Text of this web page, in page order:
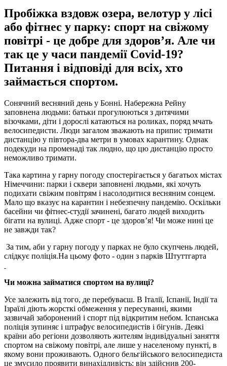
Пробіжка вздовж озера, велотур у лісі
або фітнес у парку: спорт на свіжому
повітрі - це добре для здоров’я. Але чи
так це у часи пандемії Covid-19?
Питання і відповіді для всіх, хто
займається спортом.
Сонячний весняний день у Бонні. Набережна Рейну
заповнена людьми: батьки прогулюються з дитячими
візочками, діти і дорослі катаються на роликах, поряд мчать
велосипедисти. Люди загалом зважають на припис тримати
дистанцію у півтора-два метри в умовах карантину. Однак
подекуди на променаді так людно, що цю дистанцію просто
неможливо тримати.
Така картина у гарну погоду спостерігається у багатьох містах
Німеччини: парки і сквери заповнені людьми, які хочуть
подихати свіжим повітрям і насолодитися весняним сонцем.
Мало що вказує на карантин і небезпечну пандемію. Оскільки
басейни чи фітнес-студії зачинені, багато людей виходить
бігати на вулиці. Адже спорт - це здоров’я! Чи може нині це
не завжди так?
За тим, аби у гарну погоду у парках не було скупчень людей,
слідкує поліція.На цьому фото - один з парків Штуттгарта
Чи можна займатися спортом на вулиці?
Усе залежить від того, де перебуваєш. В Італії, Іспанії, Індії та
Ізраїлі діють жорсткі обмеження у пересуванні, якими
зазвичай заборонений і спорт під відкритим небом. Іспанська
поліція зупиняє і штрафує велосипедистів і бігунів. Деякі
країни або регіони дозволяють жителям індивідуальні заняття
спортом на свіжому повітрі, але лише у населеному пункті, в
якому вони проживають. Одного бельгійського велосипедиста
це змусило проявити винахідливість: він здійснив 200-